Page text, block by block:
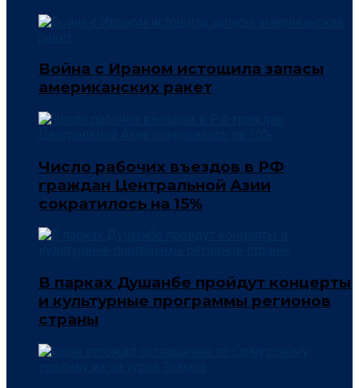
Война с Ираном истощила запасы
американских ракет
Число рабочих въездов в РФ
граждан Центральной Азии
сократилось на 15%
В парках Душанбе пройдут концерты
и культурные программы регионов
страны